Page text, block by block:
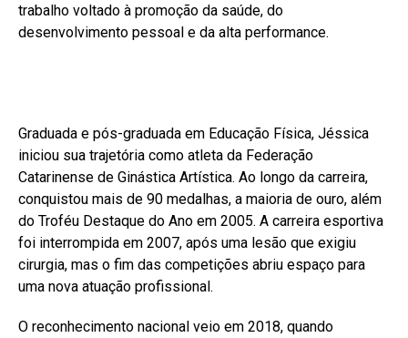
trabalho voltado à promoção da saúde, do
desenvolvimento pessoal e da alta performance.
Graduada e pós-graduada em Educação Física, Jéssica
iniciou sua trajetória como atleta da Federação
Catarinense de Ginástica Artística. Ao longo da carreira,
conquistou mais de 90 medalhas, a maioria de ouro, além
do Troféu Destaque do Ano em 2005. A carreira esportiva
foi interrompida em 2007, após uma lesão que exigiu
cirurgia, mas o fim das competições abriu espaço para
uma nova atuação profissional.
O reconhecimento nacional veio em 2018, quando